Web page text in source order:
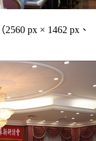
（2560 px × 1462 px、